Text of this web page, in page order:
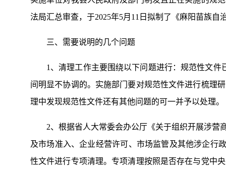
法局汇总审查，于2025年5月11日拟制了《麻阳苗族
三、需要说明的几个问题
1、清理工作主要围绕以下问题进行：规范性文
间明显不协调的。实施部门要对规范性文件进行梳理
理中发现规范性文件还有其他问题的可一并予以处理。
2、根据省人大常委会办公厅《关于组织开展涉
及市场准入、企业经营许可、市场监管及其他涉企行
性文件进行专项清理。专项清理按照是否存在与党中